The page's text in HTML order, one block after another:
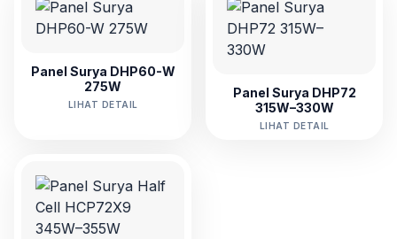
Panel Surya DHP60-W
275W
LIHAT DETAIL
Panel Surya DHP72
315W–330W
LIHAT DETAIL